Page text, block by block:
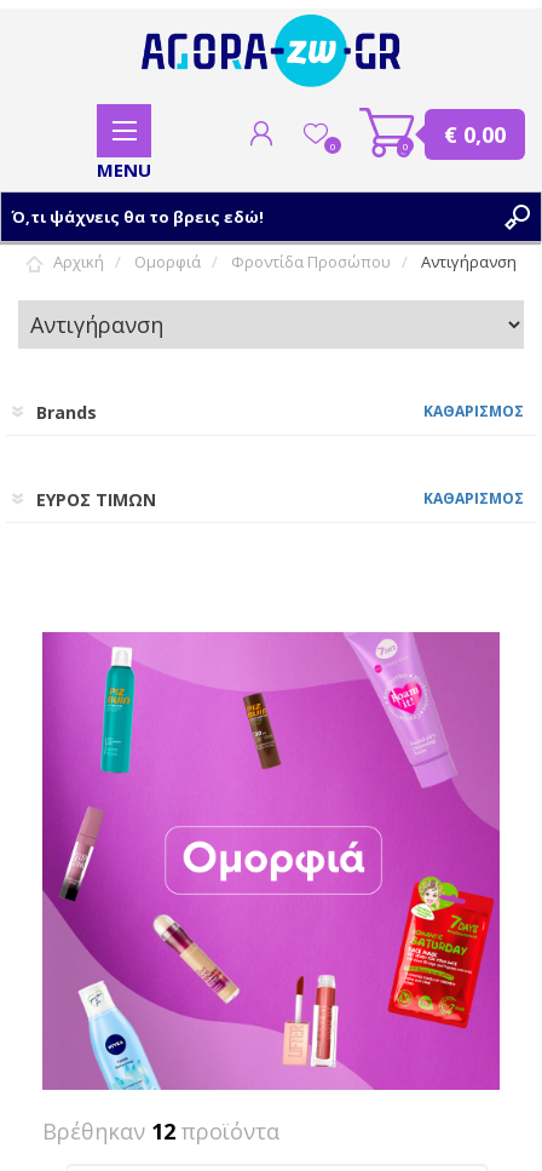
ΣΥΝΔΕΣΗ
0 0 € 0,00
Αρχική Ομορφιά Φροντίδα Προσώπου Αντιγήρανση
Brands ΚΑΘΑΡΙΣΜΟΣ
ΕΥΡΟΣ ΤΙΜΩΝ ΚΑΘΑΡΙΣΜΟΣ
Βρέθηκαν 12 προϊόντα